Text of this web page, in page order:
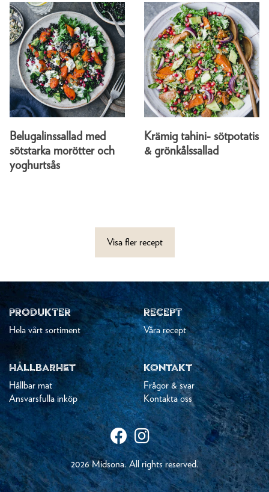
Belugalinssallad med
sötstarka morötter och
yoghurtsås
Krämig tahini- sötpotatis
& grönkålssallad
Visa fler recept
PRODUKTER
Hela vårt sortiment
RECEPT
Våra recept
HÅLLBARHET
Hållbar mat
Ansvarsfulla inköp
KONTAKT
Frågor & svar
Kontakta oss
2026 Midsona. All rights reserved.